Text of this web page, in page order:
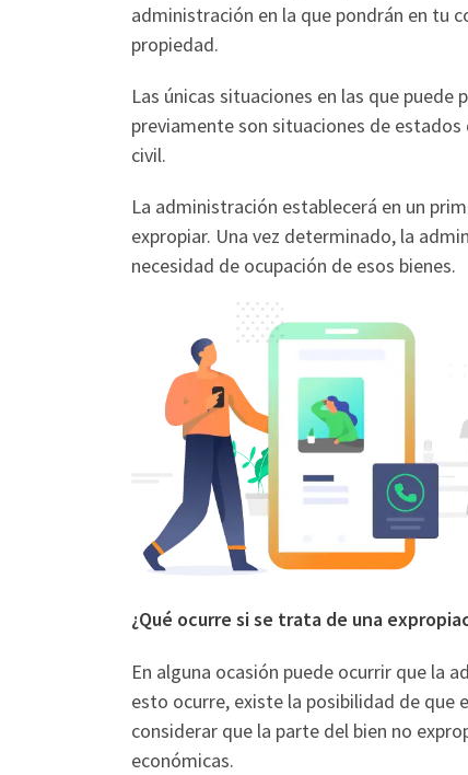
administración en la que pondrán en tu
propiedad.
Las únicas situaciones en las que
previamente son situaciones de
civil.
La administración establecerá en un
expropiar. Una vez determinado, la
necesidad de ocupación de esos bienes.
¿Qué ocurre si se trata de una
En alguna ocasión puede ocurrir que la
esto ocurre, existe la posibilidad de que
considerar que la parte del bien no
económicas.